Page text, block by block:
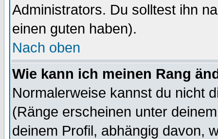
Administrators. Du solltest ihn
einen guten haben).
Nach oben
Wie kann ich meinen Rang
Normalerweise kannst du nicht
(Ränge erscheinen unter
deinem Profil, abhängig davon,